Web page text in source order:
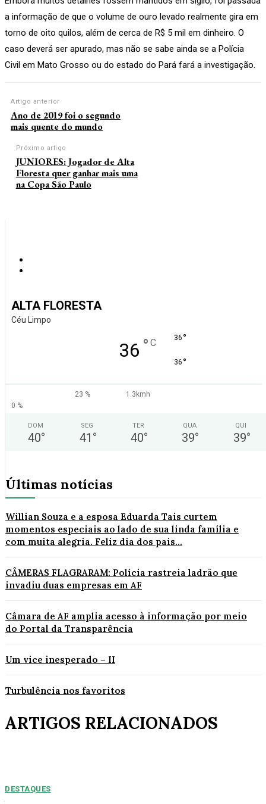
a informação de que o volume de ouro levado realmente gira em
torno de oito quilos, além de cerca de R$ 5 mil em dinheiro. O
caso deverá ser apurado, mas não se sabe ainda se a Polícia
Civil em Mato Grosso ou do estado do Pará fará a investigação.
Artigo anterior
Ano de 2019 foi o segundo
mais quente do mundo
Próximo artigo
JUNIORES: Jogador de Alta
Floresta quer ganhar mais uma
na Copa São Paulo
ALTA FLORESTA
Céu Limpo
36 ° C 36 °
36 °
23 %
1.3kmh
0 %
DOM
40°
SEG
41 °
TER
40°
QUA
39°
QUI
39°
Últimas notícias
Willian Souza e a esposa Eduarda Tais curtem
momentos especiais ao lado de sua linda família e
com muita alegria. Feliz dia dos pais...
CÂMERAS FLAGRARAM: Polícia rastreia ladrão que
invadiu duas empresas em AF
Câmara de AF amplia acesso à informação por meio
do Portal da Transparência
Um vice inesperado – II
Turbulência nos favoritos
ARTIGOS RELACIONADOS
DESTAQUES